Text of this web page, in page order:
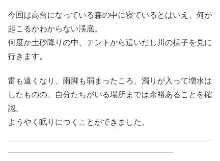
今回は高台になっている森の中に寝ているとはいえ、何が
起こるかわからない渓底。
何度か土砂降りの中、テントから這いだし川の様子を見に
行きます。
雷も遠くなり、雨脚も弱まったころ、濁りが入って増水は
したものの、自分たちがいる場所までは余裕あることを確
認。
ようやく眠りにつくことができました。